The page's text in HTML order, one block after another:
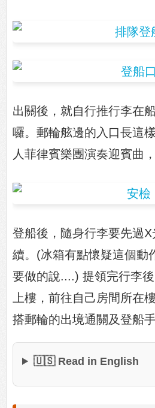
出關後，就自行推行李在
囉。郵輪舷邊的入口長這
人菲律賓樂團演奏迎賓曲
登船後，隨身行李要先過
續。(冰箱有點懷疑這個動
要做的說....) 提領完行李
上樓，前往自己房間所在
搭郵輪的出境通關及登船
🇺🇸 Read in English